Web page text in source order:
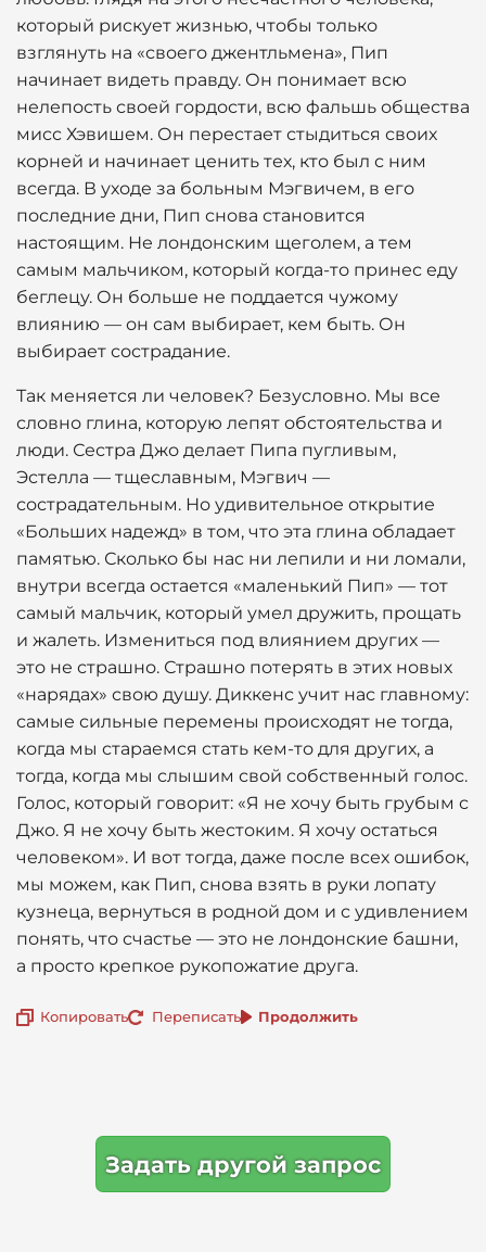
который рискует жизнью, чтобы только
взглянуть на «своего джентльмена», Пип
начинает видеть правду. Он понимает всю
нелепость своей гордости, всю фальшь общества
мисс Хэвишем. Он перестает стыдиться своих
корней и начинает ценить тех, кто был с ним
всегда. В уходе за больным Мэгвичем, в его
последние дни, Пип снова становится
настоящим. Не лондонским щеголем, а тем
самым мальчиком, который когда-то принес еду
беглецу. Он больше не поддается чужому
влиянию — он сам выбирает, кем быть. Он
выбирает сострадание.
Так меняется ли человек? Безусловно. Мы все
словно глина, которую лепят обстоятельства и
люди. Сестра Джо делает Пипа пугливым,
Эстелла — тщеславным, Мэгвич —
сострадательным. Но удивительное открытие
«Больших надежд» в том, что эта глина обладает
памятью. Сколько бы нас ни лепили и ни ломали,
внутри всегда остается «маленький Пип» — тот
самый мальчик, который умел дружить, прощать
и жалеть. Измениться под влиянием других —
это не страшно. Страшно потерять в этих новых
«нарядах» свою душу. Диккенс учит нас главному:
самые сильные перемены происходят не тогда,
когда мы стараемся стать кем-то для других, а
тогда, когда мы слышим свой собственный голос.
Голос, который говорит: «Я не хочу быть грубым с
Джо. Я не хочу быть жестоким. Я хочу остаться
человеком». И вот тогда, даже после всех ошибок,
мы можем, как Пип, снова взять в руки лопату
кузнеца, вернуться в родной дом и с удивлением
понять, что счастье — это не лондонские башни,
а просто крепкое рукопожатие друга.
Копировать Переписать Продолжить
Задать другой запрос